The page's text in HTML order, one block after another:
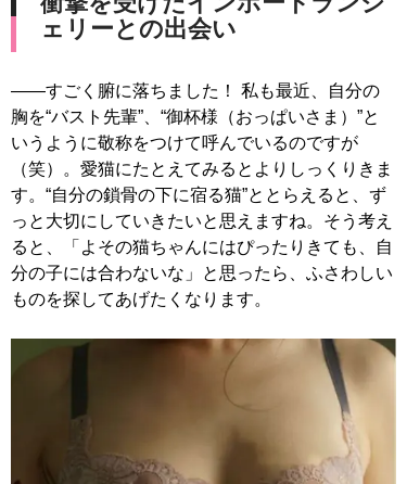
ェリーとの出会い
――すごく腑に落ちました！ 私も最近、自分の
胸を“バスト先輩”、“御杯様（おっぱいさま）”と
いうように敬称をつけて呼んでいるのですが
（笑）。愛猫にたとえてみるとよりしっくりきま
す。“自分の鎖骨の下に宿る猫”ととらえると、ず
っと大切にしていきたいと思えますね。そう考え
ると、「よその猫ちゃんにはぴったりきても、自
分の子には合わないな」と思ったら、ふさわしい
ものを探してあげたくなります。